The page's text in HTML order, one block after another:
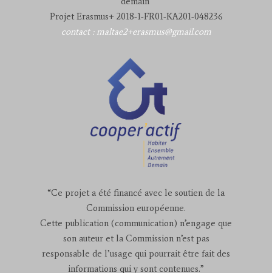
Projet Erasmus+ 2018-1-FR01-KA201-048236
contact : maltae2+erasmus@gmail.com
“Ce projet a été financé avec le soutien de la
Commission européenne.
Cette publication (communication) n’engage que
son auteur et la Commission n’est pas
responsable de l’usage qui pourrait être fait des
informations qui y sont contenues.”